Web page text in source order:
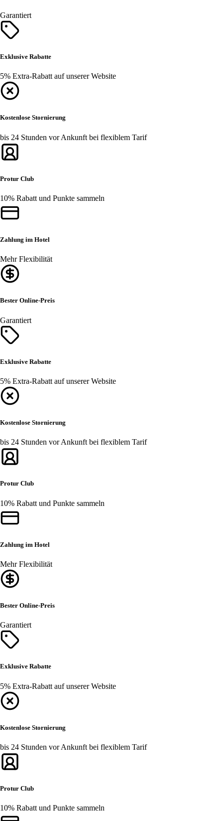
Garantiert
Exklusive Rabatte
5% Extra-Rabatt auf unserer Website
Kostenlose Stornierung
bis 24 Stunden vor Ankunft bei flexiblem Tarif
Protur Club
10% Rabatt und Punkte sammeln
Zahlung im Hotel
Mehr Flexibilität
Bester Online-Preis
Garantiert
Exklusive Rabatte
5% Extra-Rabatt auf unserer Website
Kostenlose Stornierung
bis 24 Stunden vor Ankunft bei flexiblem Tarif
Protur Club
10% Rabatt und Punkte sammeln
Zahlung im Hotel
Mehr Flexibilität
Bester Online-Preis
Garantiert
Exklusive Rabatte
5% Extra-Rabatt auf unserer Website
Kostenlose Stornierung
bis 24 Stunden vor Ankunft bei flexiblem Tarif
Protur Club
10% Rabatt und Punkte sammeln